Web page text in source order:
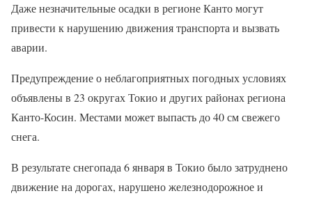
Даже незначительные осадки в регионе Канто могут
привести к нарушению движения транспорта и вызвать
аварии.
Предупреждение о неблагоприятных погодных условиях
объявлены в 23 округах Токио и других районах региона
Канто-Косин. Местами может выпасть до 40 см свежего
снега.
В результате снегопада 6 января в Токио было затруднено
движение на дорогах, нарушено железнодорожное и